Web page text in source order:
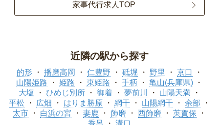
家事代行求人TOP
近隣の駅から探す
的形 播磨高岡 仁豊野 砥堀 野里
京口
山陽姫路
姫路 東姫路 手柄
亀山(兵庫県)
大塩
ひめじ別所 御着 夢前川
山陽天満
平松
広畑 はりま勝原 網干 山陽網干
余部
太市
白浜の宮 妻鹿 飾磨 西飾磨
英賀保
香呂
溝口